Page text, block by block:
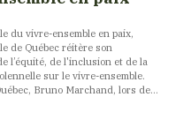
du vivre-ensemble en paix,
de Québec réitère son
l’équité, de l'inclusion et de la
sur le vivre-ensemble.
Bruno Marchand, lors de...